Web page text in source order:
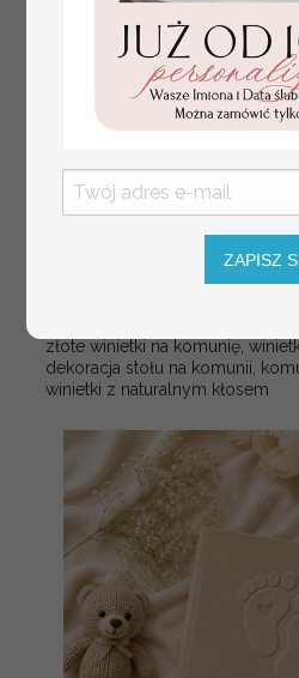
złote winietki na komunię,
dekoracja stołu na komunii,
winietki z naturalnym kłosem
ZAPISZ